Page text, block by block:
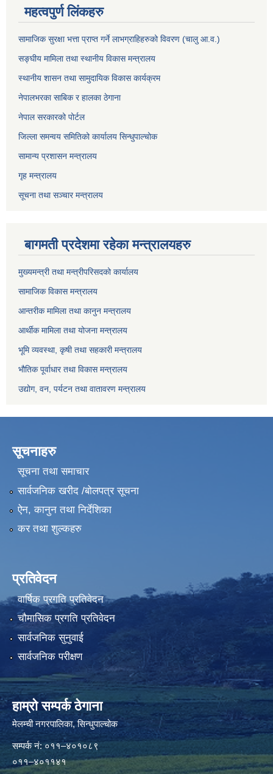
महत्वपुर्ण लिंकहरु
सामाजिक सुरक्षा भत्ता प्राप्त गर्ने लाभग्राहिहरुको विवरण (चालु आ.व.)
सङ्घीय मामिला तथा स्थानीय विकास मन्त्रालय
स्थानीय शासन तथा सामुदायिक विकास कार्यक्रम
नेपालभरका साबिक र हालका ठेगाना
नेपाल सरकारको पोर्टल
जिल्ला समन्वय समितिको कार्यालय सिन्धुपाल्चोक
सामान्य प्रशासन मन्त्रालय
गृह मन्त्रालय
सूचना तथा सञ्चार मन्त्रालय
बागमती प्रदेशमा रहेका मन्त्रालयहरु
मुख्यमन्त्री तथा मन्त्रीपरिसदको कार्यालय
सामाजिक विकास मन्त्रालय
आन्तरीक मामिला तथा कानुन मन्त्रालय
आर्थीक मामिला तथा योजना मन्त्रालय
भूमि व्यवस्था, कृषी तथा सहकारी मन्त्रालय
भौतिक पूर्वाधार तथा विकास मन्त्रालय
उद्योग, वन, पर्यटन तथा वातावरण मन्त्रालय
सूचनाहरु
सूचना तथा समाचार
सार्वजनिक खरीद /बोलपत्र सूचना
ऐन, कानुन तथा निर्देशिका
कर तथा शुल्कहरु
प्रतिवेदन
वार्षिक प्रगति प्रतिवेदन
चौमासिक प्रगति प्रतिवेदन
सार्वजनिक सुनुवाई
सार्वजनिक परीक्षण
हाम्रो सम्पर्क ठेगाना
मेलम्ची नगरपालिका‍, सिन्धुपाल्चोक
सम्पर्क न‌ं: ०११–४०१०८९
०११–४०११४१